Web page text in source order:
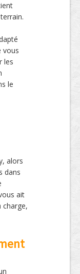
vous
les
le
alors
dans
ait
charge,